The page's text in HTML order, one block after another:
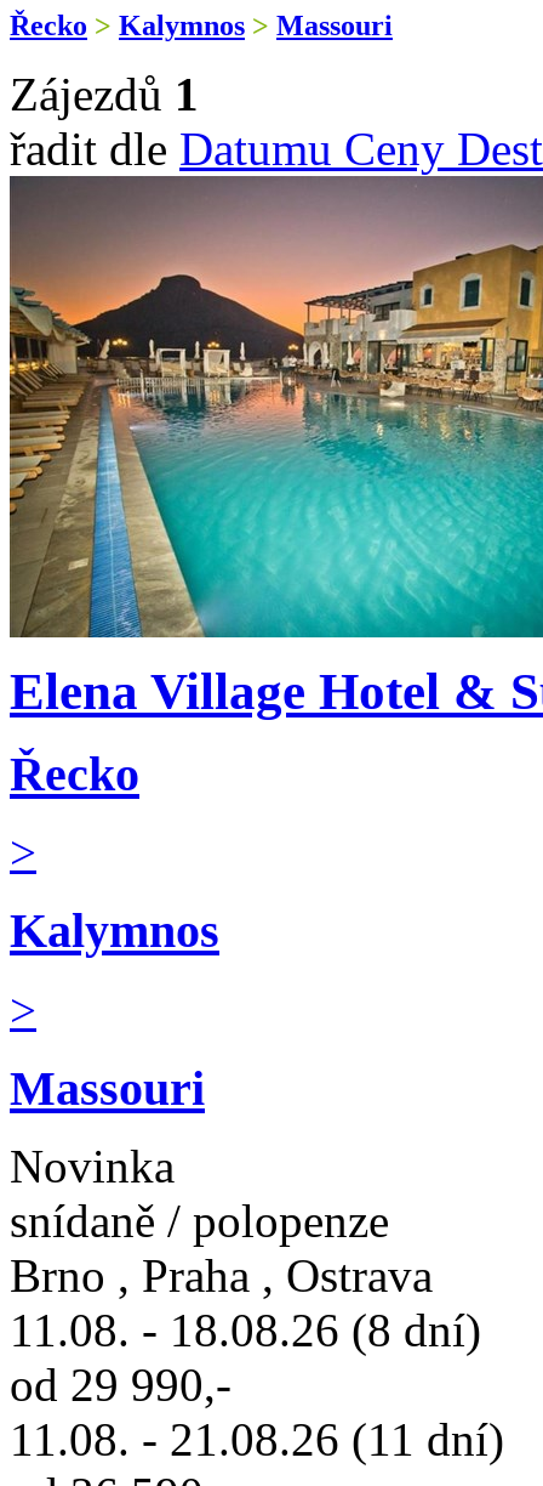
Řecko > Kalymnos > Massouri
Zájezdů 1
řadit dle Datumu Ceny
Elena Village Hotel &
Řecko
>
Kalymnos
>
Massouri
Novinka
snídaně / polopenze
Brno , Praha , Ostrava
11.08. - 18.08.26 (8 dní)
od 29 990,-
11.08. - 21.08.26 (11 dní)